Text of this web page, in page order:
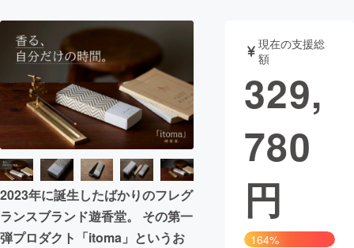
テクノロジー・ガジェット
映像・映画 書籍・雑誌
ビジネス・起業 チャレンジ
まちづくり・地域活性化
CAMPFIRE for Social Good
CAMPFIRE Creation
2023年に誕生したばかりのフレグ
ランスブランド遊香堂。 その第一
弾プロダクト「itoma」というお
現在の支援総
額
329,
780
円
164%